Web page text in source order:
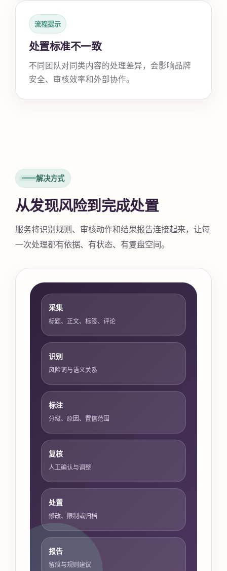
流程提示
处置标准不一致
不同团队对同类内容的处理差异，会影响品牌
安全、审核效率和外部协作。
解决方式
从发现风险到完成处置
服务将识别规则、审核动作和结果报告连接起来，让每
一次处理都有依据、有状态、有复盘空间。
采集
标题、正文、标签、评论
识别
风险词与语义关系
标注
分级、原因、置信范围
复核
人工确认与调整
处置
修改、限制或归档
报告
留痕与规则建议